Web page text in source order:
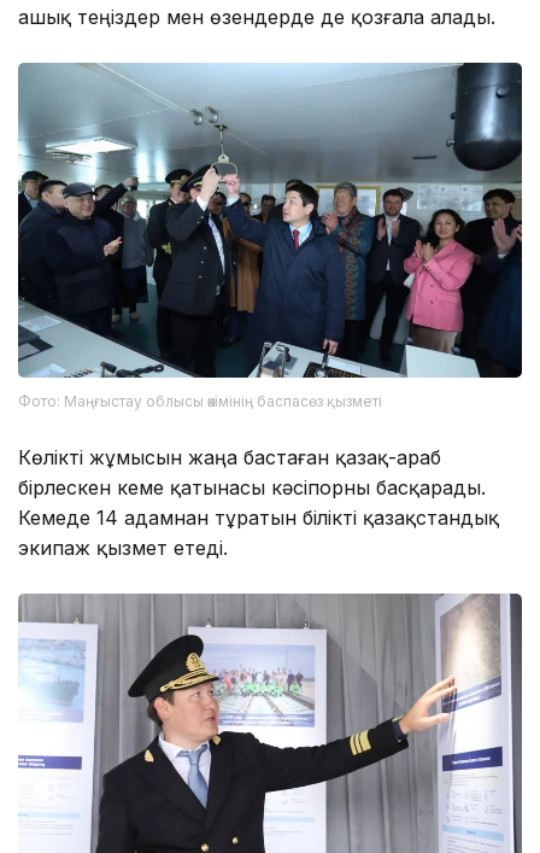
ашық теңіздер мен өзендерде де қозғала алады.
Фото: Маңғыстау облысы әкімінің баспасөз қызметі
Көлікті жұмысын жаңа бастаған қазақ-араб
бірлескен кеме қатынасы кәсіпорны басқарады.
Кемеде 14 адамнан тұратын білікті қазақстандық
экипаж қызмет етеді.